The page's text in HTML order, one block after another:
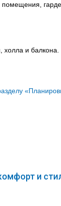
холла и балкона.
и